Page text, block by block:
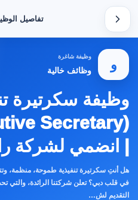
تفاصيل
و
وظيفة شاغرة
وظائف خالية
وظيفة سكرتيرة
| انضمي لشركة
هل أنتِ سكرتيرة تنفيذية طموحة، منظمة،
في قلب دبي؟ تعلن شركتنا الرائدة،
التقديم لش…